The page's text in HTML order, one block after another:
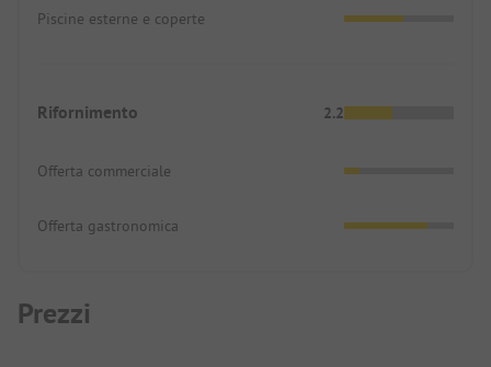
Piscine esterne e coperte
Rifornimento 2.2
Offerta commerciale
Offerta gastronomica
Prezzi